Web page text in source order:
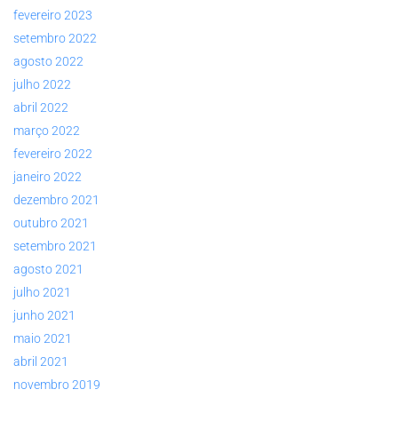
fevereiro 2023
setembro 2022
agosto 2022
julho 2022
abril 2022
março 2022
fevereiro 2022
janeiro 2022
dezembro 2021
outubro 2021
setembro 2021
agosto 2021
julho 2021
junho 2021
maio 2021
abril 2021
novembro 2019